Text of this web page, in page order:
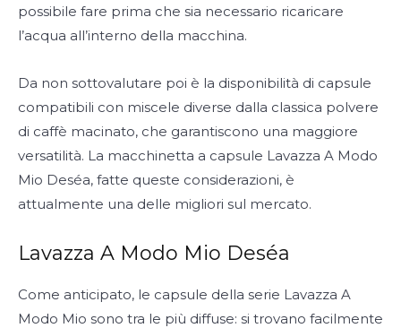
possibile fare prima che sia necessario ricaricare
l’acqua all’interno della macchina.
Da non sottovalutare poi è la disponibilità di capsule
compatibili con miscele diverse dalla classica polvere
di caffè macinato, che garantiscono una maggiore
versatilità. La macchinetta a capsule Lavazza A Modo
Mio Deséa, fatte queste considerazioni, è
attualmente una delle migliori sul mercato.
Lavazza A Modo Mio Deséa
Come anticipato, le capsule della serie Lavazza A
Modo Mio sono tra le più diffuse: si trovano facilmente